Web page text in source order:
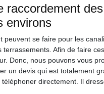
raccordement
environs
peuvent se faire pour les
Afin de faire
Donc, nous pouvons vous
un devis qui est totalement
directement. Il